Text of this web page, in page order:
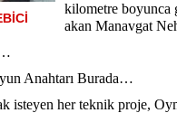
kilometre boyunca
akan Manavgat
Anahtarı Burada…
isteyen her teknik proje,